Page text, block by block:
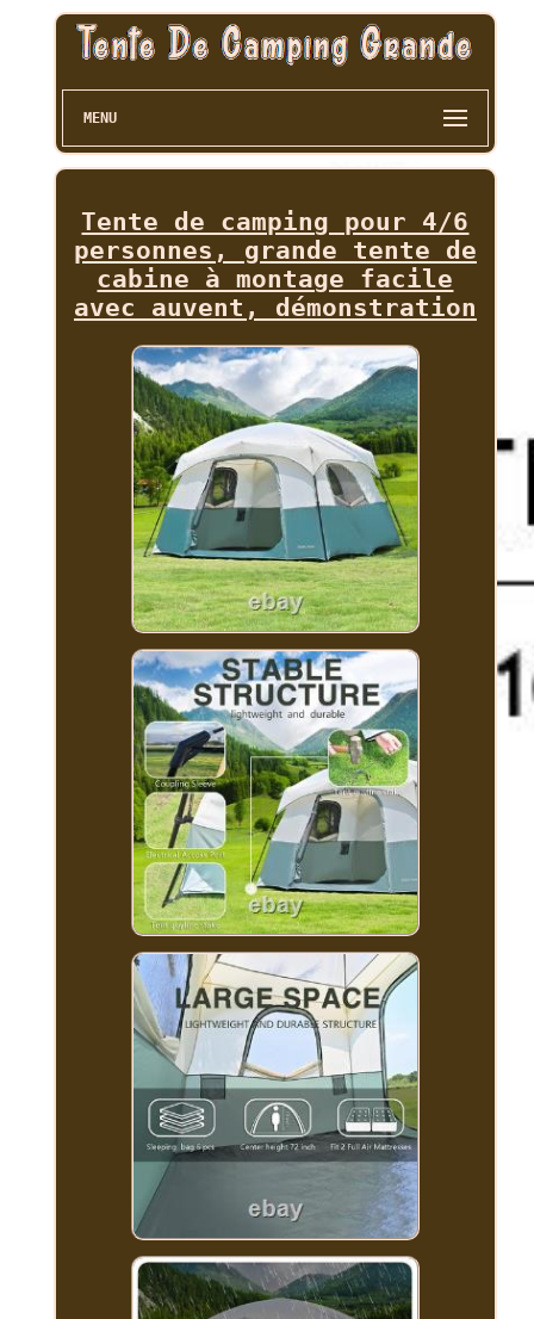
MENU
Tente de camping pour 4/6
personnes, grande tente de
cabine à montage facile
avec auvent, démonstration